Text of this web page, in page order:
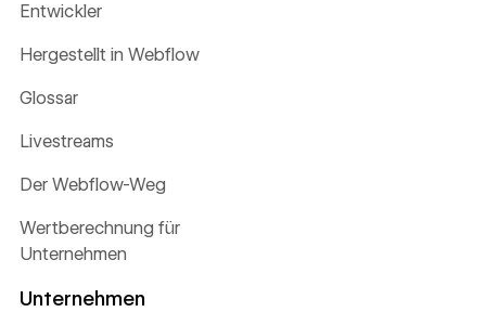
Entwickler
Hergestellt in Webflow
Glossar
Livestreams
Der Webflow-Weg
Wertberechnung für
Unternehmen
Unternehmen